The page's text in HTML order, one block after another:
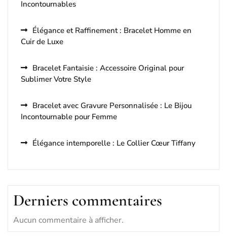
Incontournables
Élégance et Raffinement : Bracelet Homme en
Cuir de Luxe
Bracelet Fantaisie : Accessoire Original pour
Sublimer Votre Style
Bracelet avec Gravure Personnalisée : Le Bijou
Incontournable pour Femme
Élégance intemporelle : Le Collier Cœur Tiffany
Derniers commentaires
Aucun commentaire à afficher.